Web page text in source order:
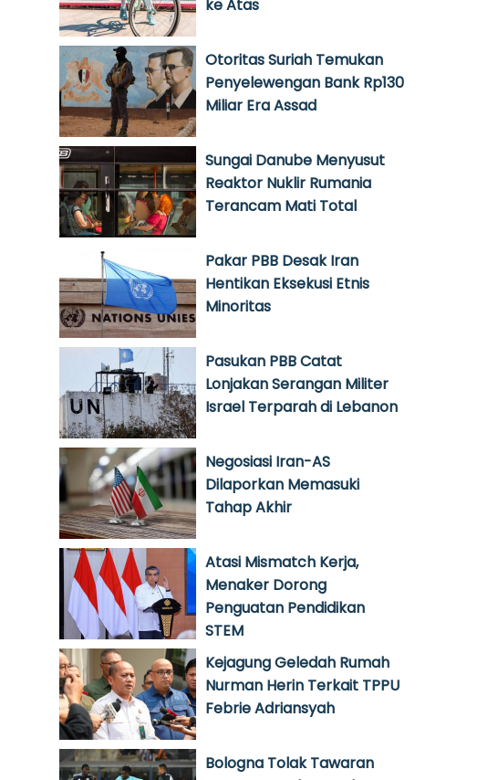
ke Atas
Otoritas Suriah Temukan
Penyelewengan Bank Rp130
Miliar Era Assad
Sungai Danube Menyusut
Reaktor Nuklir Rumania
Terancam Mati Total
Pakar PBB Desak Iran
Hentikan Eksekusi Etnis
Minoritas
Pasukan PBB Catat
Lonjakan Serangan Militer
Israel Terparah di Lebanon
Negosiasi Iran-AS
Dilaporkan Memasuki
Tahap Akhir
Atasi Mismatch Kerja,
Menaker Dorong
Penguatan Pendidikan
STEM
Kejagung Geledah Rumah
Nurman Herin Terkait TPPU
Febrie Adriansyah
Bologna Tolak Tawaran